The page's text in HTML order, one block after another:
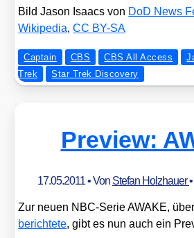
Bild Jason Isaacs von DoD News
Wiki­pe­dia,CC BY-SA
Captain CBS CBS All Access
Trek
Star Trek Discovery
Preview:
17.05.2011• Von Stefan Holzhauer•
Zur neu­en NBC-Serie AWAKE,
berich­te­te, gibt es nun auch ein